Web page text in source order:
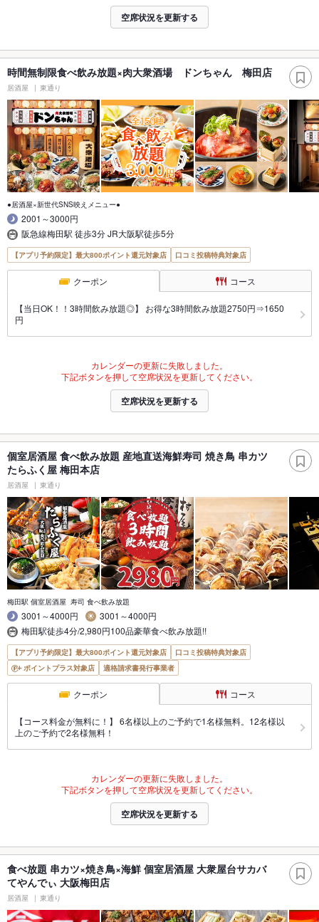
空席状況を更新する
時間無制限食べ飲み放題×肉大衆酒場 ドンちゃん 梅田店
居酒屋 東通り
●居酒屋×新世代SNS映えメニュー●
2001～3000円
阪急線梅田駅 徒歩3分 JR大阪駅徒歩5分
【アプリ予約限定】最大800ポイント還元対象店 口コミ投稿特典対象店
クーポン コース
【当日OK！！3時間飲み放題◎】 お得な3時間飲み放題2750円⇒1650
円
カレンダーの更新に失敗しました。
下記ボタンを押して空席状況を更新してください。
空席状況を更新する
個室居酒屋 食べ飲み放題 産地直送海鮮寿司 焼き鳥 串カツ
たらふく屋 梅田本店
居酒屋 東通り
梅田駅 個室居酒屋 寿司 食べ飲み放題
3001～4000円
3001～4000円
梅田駅徒歩4分/2,980円100品豪華食べ飲み放題!!
【アプリ予約限定】最大800ポイント還元対象店
口コミ投稿特典対象店
ポイントプラス対象店
適格請求書発行事業者
クーポン コース
【コース料金が無料に！】 6名様以上のご予約で1名様無料。12名様以
上のご予約で2名様無料！
カレンダーの更新に失敗しました。
下記ボタンを押して空席状況を更新してください。
空席状況を更新する
食べ放題 串カツ×焼き鳥×海鮮 個室居酒屋 大衆屋台サカバ
てやんでぃ 大阪梅田店
居酒屋 東通り